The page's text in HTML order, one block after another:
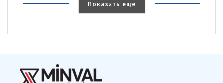
Показать еще